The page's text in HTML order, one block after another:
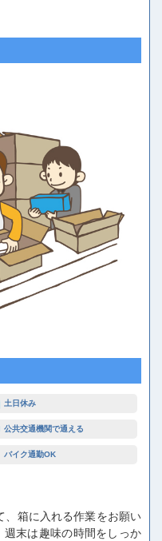
土日休み
公共交通機関で通える
バイク通勤OK
、箱に入れる作業をお願い
週末は趣味の時間をしっか